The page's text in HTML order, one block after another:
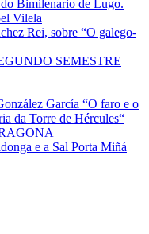
Bimilenario de Lugo.
Vilela
Rei, sobre “O galego-
SEMESTRE
García “O faro e o
da Torre de Hércules“
e a Sal Porta Miñá